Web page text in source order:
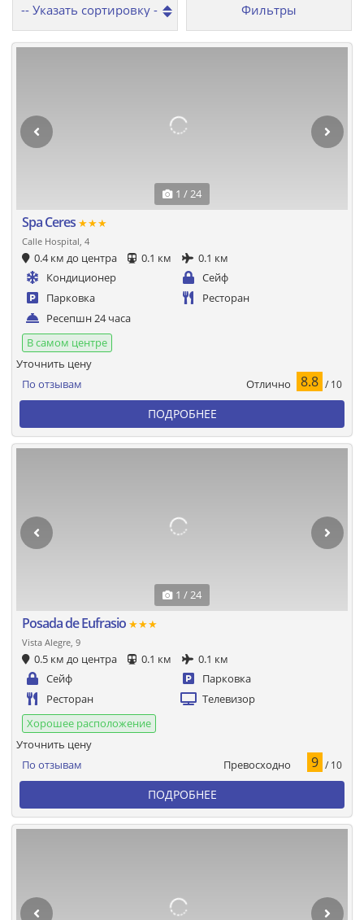
Фильтры
1 / 24
Spa Ceres ★★★
Calle Hospital, 4
0.4 км до центра 0.1 км
0.1 км
Кондиционер
Сейф
Парковка
Ресторан
Ресепшн 24 часа
В самом центре
По отзывам Отлично 8.8 / 10
Уточнить цену
ПОДРОБНЕЕ
1 / 24
Posada de Eufrasio ★★★
Vista Alegre, 9
0.5 км до центра 0.1 км
0.1 км
Сейф
Парковка
Ресторан
Телевизор
Хорошее расположение
По отзывам Превосходно 9 / 10
Уточнить цену
ПОДРОБНЕЕ